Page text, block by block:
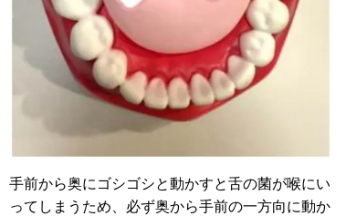
手前から奥にゴシゴシと動かすと舌の菌が喉にい
ってしまうため、必ず奥から手前の一方向に動か